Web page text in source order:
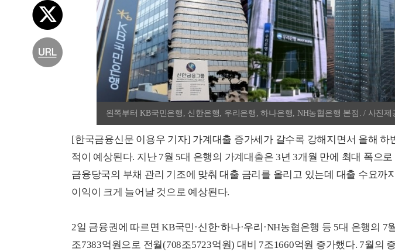
왼쪽부터 KB국민은행, 신한은행, 우리은행, 하나은행, NH농협은행 본점. / 사진제
[한국금융신문 이용우 기자] 가계대출 증가세가 갈수록 강해지면서 올해 하
적이 예상된다. 지난 7월 5대 은행의 가계대출은 3년 3개월 만에 최대 폭으
금융당국의 부채 관리 기조에 맞춰 대출 금리를 올리고 있는데 대출 수요까
이익이 크게 늘어날 것으로 예상된다.
2일 금융권에 따르면 KB국민·신한·하나·우리·NH농협은행 등 5대 은행의 7
조7383억원으로 전월(708조5723억원) 대비 7조1660억원 증가했다. 7월의